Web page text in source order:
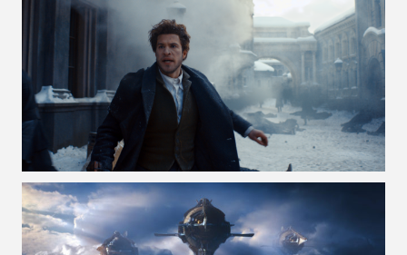
VOIR LA PHOTO EN GRAND FORMAT